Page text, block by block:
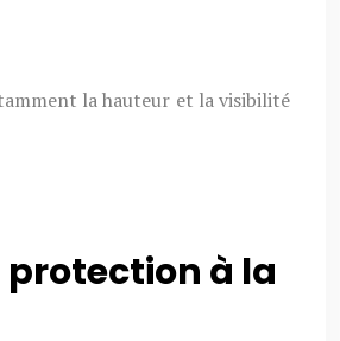
la hauteur et la visibilité
à la